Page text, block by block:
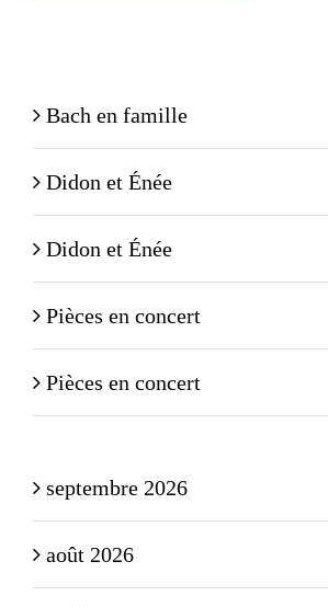
Bach en famille
Didon et Énée
Didon et Énée
Pièces en concert
Pièces en concert
septembre 2026
août 2026